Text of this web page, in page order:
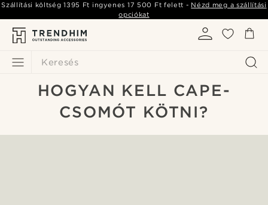
Keresés
Szállítási költség1395 Ft ingyenes 17 500 Ft felett - Nézd meg a szállítási
opciókat
HOGYAN KELL CAPE-
CSOMÓT KÖTNI?